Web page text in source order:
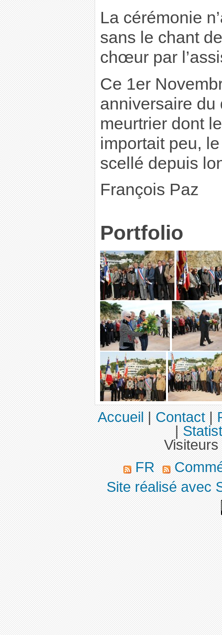
La cérémonie
sans le chant
chœur par
Ce 1er
anniversaire du
meurtrier dont
importait peu,
scellé depuis
François Paz
Portfolio
Accueil|Contact|
|
FR
Site réalisé avec